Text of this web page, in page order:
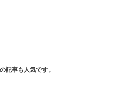
記事も人気です。